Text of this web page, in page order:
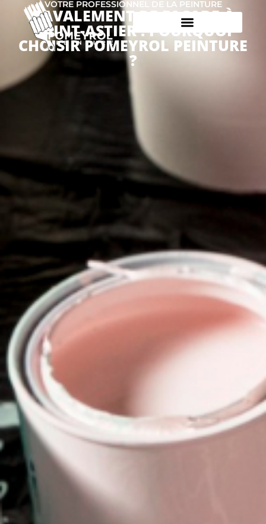
VOTRE PROFESSIONNEL DE LA PEINTURE
RAVALEMENT DE FAÇADE À
SAINT-ASTIER : POURQUOI
CHOISIR POMEYROL PEINTURE
?